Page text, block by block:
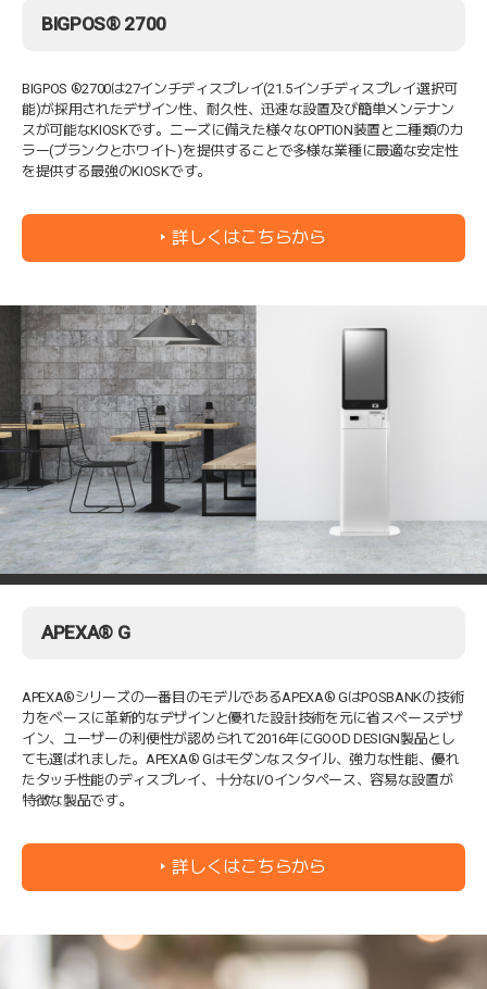
BIGPOS® 2700
BIGPOS ®2700は27インチディスプレイ(21.5インチディスプレイ選択可
能)が採用されたデザイン性、耐久性、迅速な設置及び簡単メンテナン
スが可能なKIOSKです。ニーズに備えた様々なOPTION装置と二種類のカ
ラー(ブランクとホワイト)を提供することで多様な業種に最適な安定性
を提供する最強のKIOSKです。
詳しくはこちらから
APEXA® G
APEXA®シリーズの一番目のモデルであるAPEXA® GはPOSBANKの技術
力をベースに革新的なデザインと優れた設計技術を元に省スペースデザ
イン、ユーザーの利便性が認められて2016年にGOOD DESIGN製品とし
ても選ばれました。APEXA® Gはモダンなスタイル、強力な性能、優れ
たタッチ性能のディスプレイ、十分なI/Oインタペース、容易な設置が
特徴な製品です。
詳しくはこちらから